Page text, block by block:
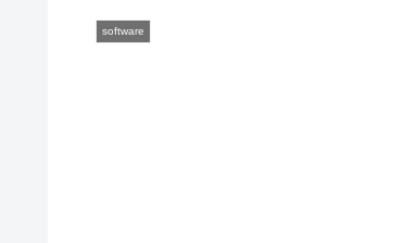
software